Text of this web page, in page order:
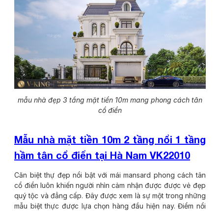
mẫu nhà đẹp 3 tầng mặt tiền 10m mang phong cách tân
cổ điển
Mẫu nhà mặt tiền 10m 2 tầng nổi 1 tầng
hầm tân cổ điển tại Hà Nam VK22010
Căn biệt thự đẹp nổi bật với mái mansard phong cách tân
cổ điển luôn khiến người nhìn cảm nhận được được vẻ đẹp
quý tộc và đẳng cấp. Đây được xem là sự một trong những
mẫu biệt thực được lựa chọn hàng đầu hiện nay. Điểm nổi